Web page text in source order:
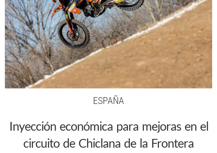
ESPAÑA
Inyección económica para mejoras en el
circuito de Chiclana de la Frontera